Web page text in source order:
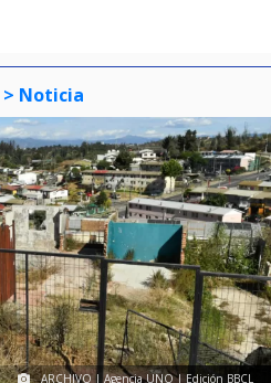
> Noticia
ARCHIVO | Agencia UNO | Edición BBCL